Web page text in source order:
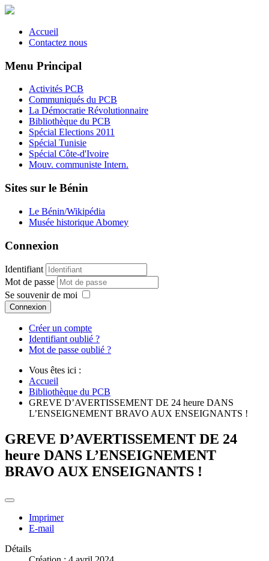
Accueil
Contactez nous
Menu Principal
Activités PCB
Communiqués du PCB
La Démocratie Révolutionnaire
Bibliothèque du PCB
Spécial Elections 2011
Spécial Tunisie
Spécial Côte-d'Ivoire
Mouv. communiste Intern.
Sites sur le Bénin
Le Bénin/Wikipédia
Musée historique Abomey
Connexion
Identifiant
Mot de passe
Se souvenir de moi
Connexion
Créer un compte
Identifiant oublié ?
Mot de passe oublié ?
Vous êtes ici :
Accueil
Bibliothèque du PCB
GREVE D’AVERTISSEMENT DE 24 heure DANS
L’ENSEIGNEMENT BRAVO AUX ENSEIGNANTS !
GREVE D’AVERTISSEMENT DE 24
heure DANS L’ENSEIGNEMENT
BRAVO AUX ENSEIGNANTS !
Imprimer
E-mail
Détails